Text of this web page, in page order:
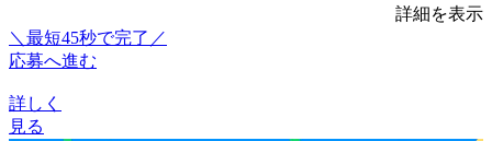
詳細を表示
＼最短45秒で完了／
応募へ進む
詳しく
見る